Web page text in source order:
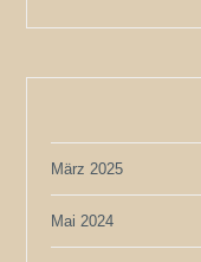
März 2025
Mai 2024